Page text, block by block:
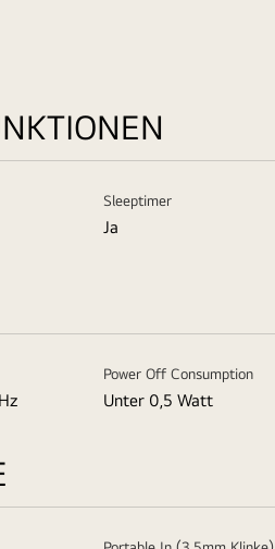
Sleeptimer
Ja
Power Off Consumption
Unter 0,5 Watt